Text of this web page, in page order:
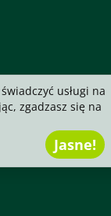
usługi na
zgadzasz się na
Jasne!